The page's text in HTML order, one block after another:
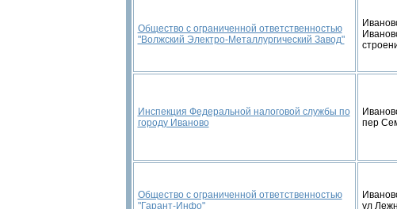
Общество с ограниченной ответственностью
"Волжский Электро-Металлургический Завод"
Инспекция Федеральной налоговой службы по
городу Иваново
пер
Общество с ограниченной ответственностью
"Гарант-Инфо"
ул